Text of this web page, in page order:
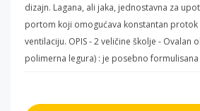
dizajn. Lagana, ali jaka, jednostavna za
portom koji omogućava konstantan protok
ventilaciju. OPIS - 2 veličine školje - Ovalan
polimerna legura) : je posebno formulisana